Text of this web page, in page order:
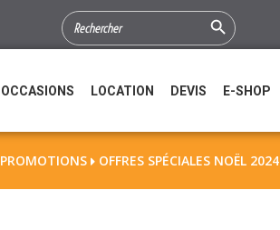
SEARCH
FOR:
Search Button
OCCASIONS LOCATION DEVIS E-SHOP
PROMOTIONS  OFFRES SPÉCIALES NOËL 2024